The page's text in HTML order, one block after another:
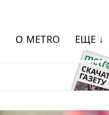
О METRO ЕЩЕ ↓